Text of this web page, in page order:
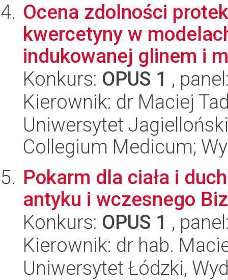
Ocena zdolności
kwercetyny w
indukowanej glinem i
Konkurs: OPUS 1 ,
Kierownik: dr Maciej
Uniwersytet
Collegium Medicum;
Pokarm dla ciała i
antyku i wczesnego
Konkurs: OPUS 1 ,
Kierownik: dr hab.
Uniwersytet Łódzki,